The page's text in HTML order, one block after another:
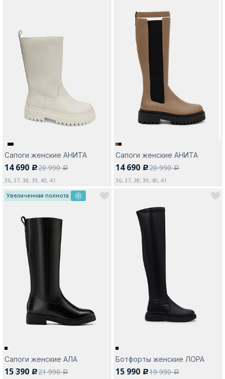
Сапоги женские АНИТА
14 690 c20 990a
36, 37, 38, 39, 40, 41
Сапоги женские АНИТА
14 690 c20 990a
36, 37, 38, 39, 40, 41
Увеличенная полнота
Сапоги женские АЛА
15 390 c21 990a
Ботфорты женские ЛОРА
15 990 c19 990a